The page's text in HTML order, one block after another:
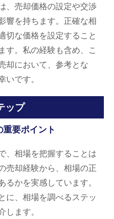
、売却価格の設定や交渉
響を持ちます。正確な相
切な価格を設定すること
す。私の経験も含め、こ
却において、参考とな
いです。
ップ
要ポイント
、相場を把握することは
売却経験から、相場の正
かを実感しています。
に、相場を調べるステッ
ます。